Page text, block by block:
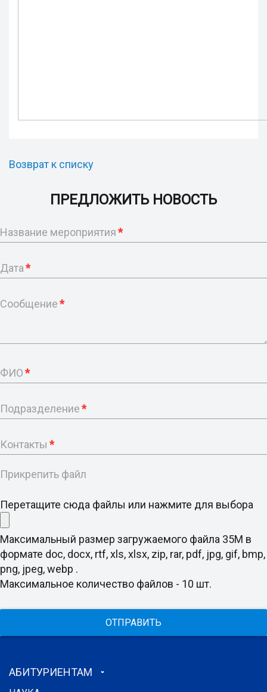
Возврат к списку
ПРЕДЛОЖИТЬ НОВОСТЬ
Название мероприятия*
Дата*
Сообщение*
ФИО*
Подразделение*
Контакты *
Прикрепить файл
Перетащите сюда файлы или нажмите для выбора
Максимальный размер загружаемого файла 35M в
формате doc, docx, rtf, xls, xlsx, zip, rar, pdf, jpg, gif, bmp,
png, jpeg, webp .
Максимальное количество файлов - 10 шт.
ОТПРАВИТЬ
АБИТУРИЕНТАМ